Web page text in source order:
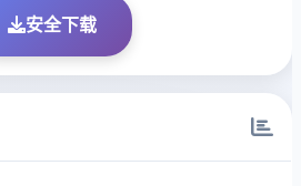
安全下载